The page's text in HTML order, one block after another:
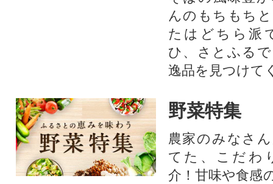
んのもちもち
たはどちら派
ひ、さとふる
逸品を見つけて
野菜特集
農家のみなさ
てた、こだわ
介！甘味や食感